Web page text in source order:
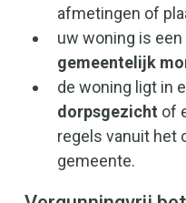
afmetingen of
uw woning is een
gemeentelijk
de woning ligt in
dorpsgezicht of
regels vanuit het
gemeente.